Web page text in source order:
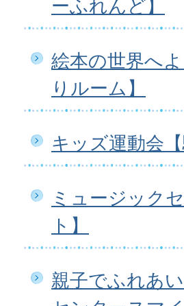
ーふれんど】
絵本の世界へ
りルーム】
キッズ運動会【
ミュージック
ト】
親子でふれあ